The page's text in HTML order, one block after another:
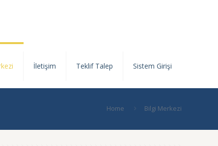
İletişim Teklif Talep Sistem Girişi
Home Bilgi Merkezi